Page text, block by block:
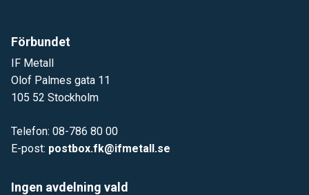
Förbundet
IF Metall
Olof Palmes gata 11
105 52 Stockholm
Telefon: 08-786 80 00
E-post: postbox.fk@ifmetall.se
Ingen avdelning vald